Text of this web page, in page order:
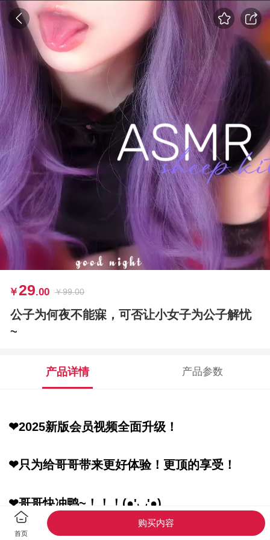
￥29.00 ￥99.00
公子为何夜不能寐，可否让小女子为公子解忧
~
产品详情 产品参数
❤2025新版会员视频全面升级！
❤只为给哥哥带来更好体验！更顶的享受！
❤哥哥快冲鸭~！！！(●'◡'●)
首页
购买内容